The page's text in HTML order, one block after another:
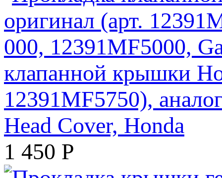
клапанной крышки
12391MF5750),
Head Cover, Honda
1 450 Р